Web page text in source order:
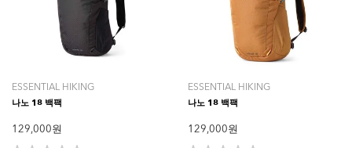
ESSENTIAL HIKING
나노 18 백팩
129,000 원
ESSENTIAL HIKING
나노 18 백팩
129,000 원